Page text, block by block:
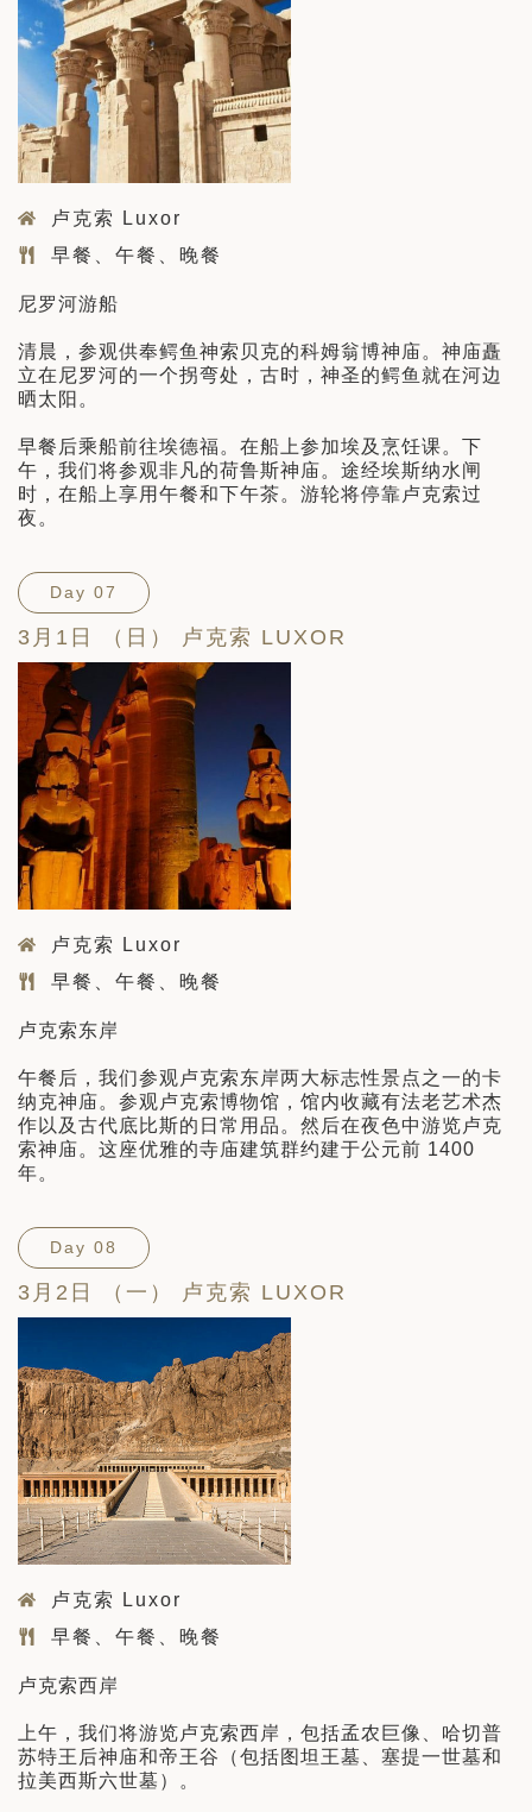
卢克索 Luxor
早餐、午餐、晚餐
尼罗河游船
清晨，参观供奉鳄鱼神索贝克的科姆翁博神庙。神庙矗
立在尼罗河的一个拐弯处，古时，神圣的鳄鱼就在河边
晒太阳。
早餐后乘船前往埃德福。在船上参加埃及烹饪课。下
午，我们将参观非凡的荷鲁斯神庙。途经埃斯纳水闸
时，在船上享用午餐和下午茶。游轮将停靠卢克索过
夜。
Day 07
3月1日 （日） 卢克索 LUXOR
卢克索 Luxor
早餐、午餐、晚餐
卢克索东岸
午餐后，我们参观卢克索东岸两大标志性景点之一的卡
纳克神庙。参观卢克索博物馆，馆内收藏有法老艺术杰
作以及古代底比斯的日常用品。然后在夜色中游览卢克
索神庙。这座优雅的寺庙建筑群约建于公元前 1400
年。
Day 08
3月2日 （一） 卢克索 LUXOR
卢克索 Luxor
早餐、午餐、晚餐
卢克索西岸
上午，我们将游览卢克索西岸，包括孟农巨像、哈切普
苏特王后神庙和帝王谷（包括图坦王墓、塞提一世墓和
拉美西斯六世墓）。